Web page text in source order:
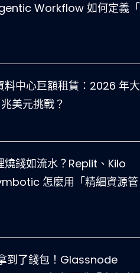
Workflow 如何定義
料中心巨額租賃：2026 年
美元挑戰？
燒錢如流水？Replit、Kilo
怎麼用「精細資源管
到了錢包！Glassnode